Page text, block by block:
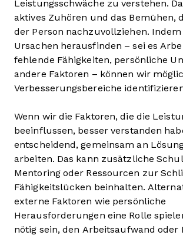
Leistungsschwäche zu verstehen.
aktives Zuhören und das Bemühen,
der Person nachzuvollziehen.
Ursachen herausfinden – sei es
fehlende Fähigkeiten, persönliche
andere Faktoren – können wir
Verbesserungsbereiche
Wenn wir die Faktoren, die die
beeinflussen, besser verstanden
entscheidend, gemeinsam an
arbeiten. Das kann zusätzliche
Mentoring oder Ressourcen zur
Fähigkeitslücken beinhalten.
externe Faktoren wie persönliche
Herausforderungen eine Rolle
nötig sein, den Arbeitsaufwand oder